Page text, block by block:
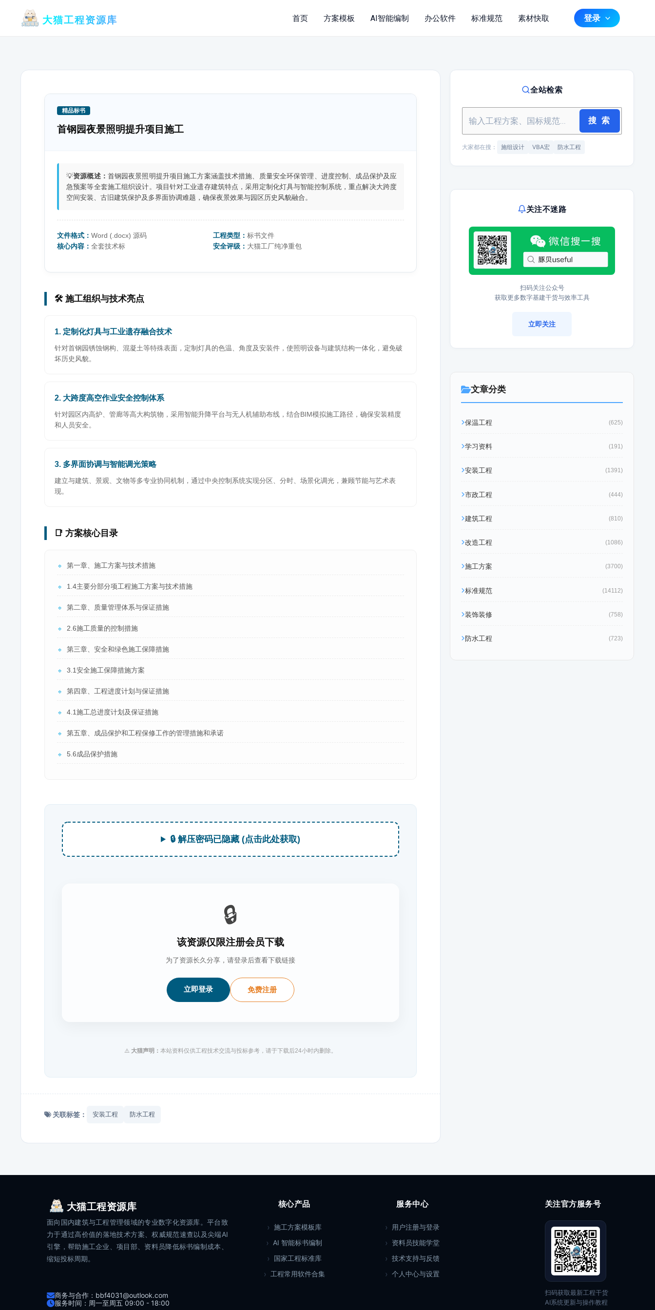
大猫工程资源库 首页 方案模板 AI智能编制 办公软件 标准规范 素材快取 登录
精品标书
首钢园夜景照明提升项目施工
💡资源概述： 首钢园夜景照明提升项目施工方案涵盖技术措施、质量安全环保管理、进度控制、成品保护及应
急预案等全套施工组织设计。项目针对工业遗存建筑特点，采用定制化灯具与智能控制系统，重点解决大跨度
空间安装、古旧建筑保护及多界面协调难题，确保夜景效果与园区历史风貌融合。
文件格式： Word (.docx) 源码 工程类型：标书文件
核心内容： 全套技术标 安全评级： 大猫工厂纯净重包
🛠️ 施工组织与技术亮点
1. 定制化灯具与工业遗存融合技术
针对首钢园锈蚀钢构、混凝土等特殊表面，定制灯具的色温、角度及安装件，使照明设备与建筑结构一体化，避免破
坏历史风貌。
2. 大跨度高空作业安全控制体系
针对园区内高炉、管廊等高大构筑物，采用智能升降平台与无人机辅助布线，结合BIM模拟施工路径，确保安装精度
和人员安全。
3. 多界面协调与智能调光策略
建立与建筑、景观、文物等多专业协同机制，通过中央控制系统实现分区、分时、场景化调光，兼顾节能与艺术表
现。
📑 方案核心目录
🔹 第一章、施工方案与技术措施
🔹 1.4主要分部分项工程施工方案与技术措施
🔹 第二章、质量管理体系与保证措施
🔹 2.6施工质量的控制措施
🔹 第三章、安全和绿色施工保障措施
🔹 3.1安全施工保障措施方案
🔹 第四章、工程进度计划与保证措施
🔹 4.1施工总进度计划及保证措施
🔹 第五章、成品保护和工程保修工作的管理措施和承诺
🔹 5.6成品保护措施
🔒 解压密码已隐藏 (点击此处获取)
🔒
该资源仅限注册会员下载
为了资源长久分享，请登录后查看下载链接
立即登录 免费注册
⚠️ 大猫声明： 本站资料仅供工程技术交流与投标参考，请于下载后24小时内删除。
关联标签： 安装工程 防水工程
全站检索
搜 索
大家都在搜： 施组设计 VBA宏 防水工程
关注不迷路
扫码关注公众号
获取更多数字基建干货与效率工具
立即关注
文章分类
保温工程 (625)
学习资料 (191)
安装工程 (1391)
市政工程 (444)
建筑工程 (810)
改造工程 (1086)
施工方案 (3700)
标准规范 (14112)
装饰装修 (758)
防水工程 (723)
大猫工程资源库
面向国内建筑与工程管理领域的专业数字化资源库。平台致
力于通过高价值的落地技术方案、权威规范速查以及尖端AI
引擎，帮助施工企业、项目部、资料员降低标书编制成本、
缩短投标周期。
商务与合作：bbf4031@outlook.com
服务时间：周一至周五 09:00 - 18:00
核心产品
施工方案模板库
AI 智能标书编制
国家工程标准库
工程常用软件合集
服务中心
用户注册与登录
资料员技能学堂
技术支持与反馈
个人中心与设置
关注官方服务号
扫码获取最新工程干货
AI系统更新与操作教程